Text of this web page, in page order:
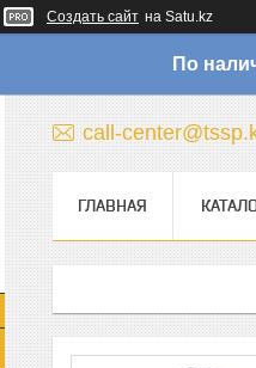
Создать сайт на Satu.kz
По
call-
ГЛАВНАЯ